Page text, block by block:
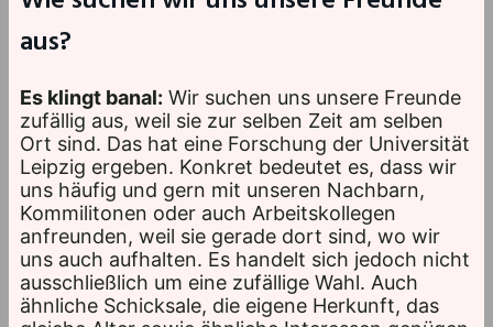
aus?
Es klingt banal: Wir suchen uns unsere Freunde
zufällig aus, weil sie zur selben Zeit am selben
Ort sind. Das hat eine Forschung der Universität
Leipzig ergeben. Konkret bedeutet es, dass wir
uns häufig und gern mit unseren Nachbarn,
Kommilitonen oder auch Arbeitskollegen
anfreunden, weil sie gerade dort sind, wo wir
uns auch aufhalten. Es handelt sich jedoch nicht
ausschließlich um eine zufällige Wahl. Auch
ähnliche Schicksale, die eigene Herkunft, das